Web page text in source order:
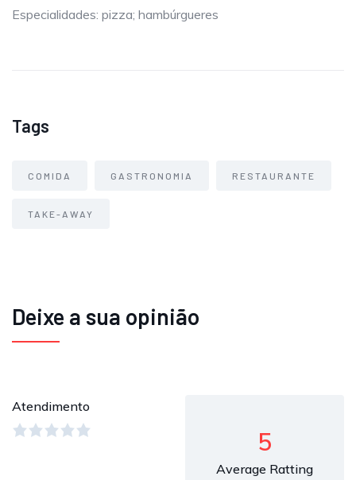
Especialidades: pizza; hambúrgueres
Tags
COMIDA GASTRONOMIA RESTAURANTE
TAKE-AWAY
Deixe a sua opinião
Atendimento
5
Average Ratting